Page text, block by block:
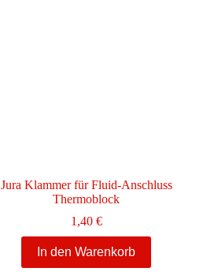
Jura Klammer für Fluid-Anschluss
Thermoblock
1,40 €
In den Warenkorb